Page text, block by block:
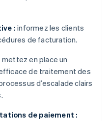
: informez les clients
de facturation.
mettez en place un
de traitement des
d’escalade clairs
de paiement :